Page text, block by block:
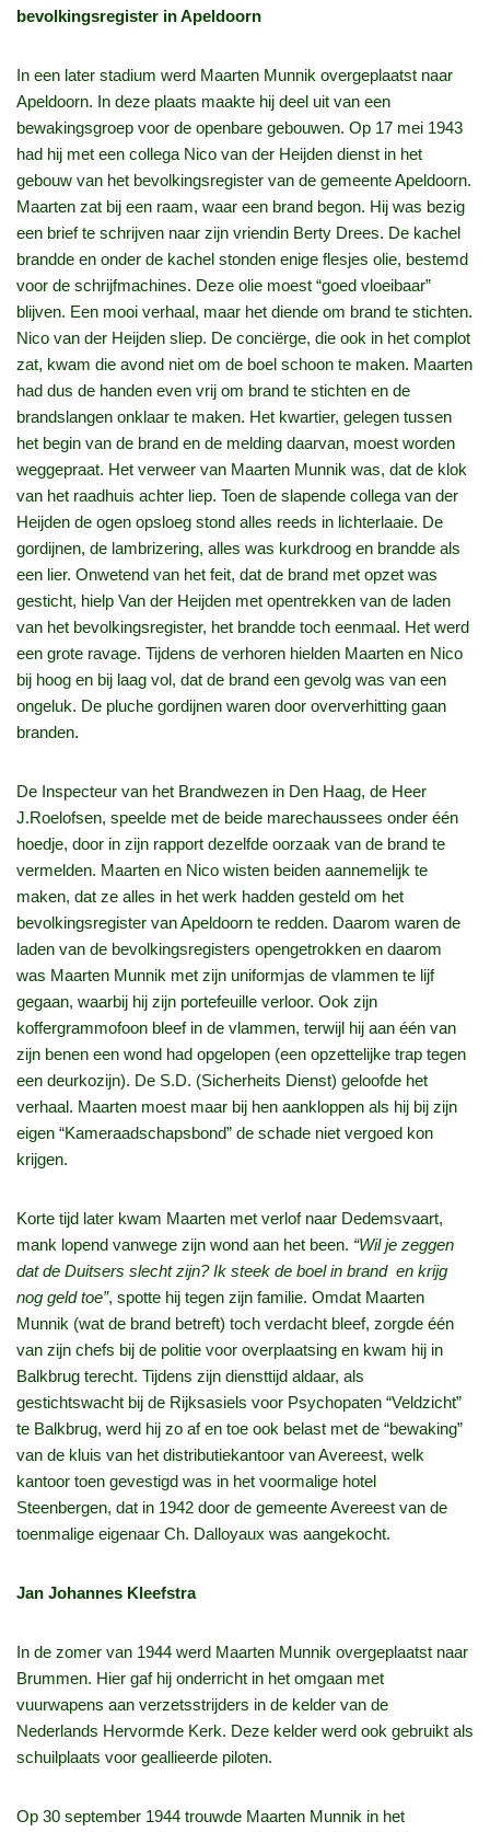
bevolkingsregister in Apeldoorn
In een later stadium werd Maarten Munnik overgeplaatst naar
Apeldoorn. In deze plaats maakte hij deel uit van een
bewakingsgroep voor de openbare gebouwen. Op 17 mei 1943
had hij met een collega Nico van der Heijden dienst in het
gebouw van het bevolkingsregister van de gemeente Apeldoorn.
Maarten zat bij een raam, waar een brand begon. Hij was bezig
een brief te schrijven naar zijn vriendin Berty Drees. De kachel
brandde en onder de kachel stonden enige flesjes olie, bestemd
voor de schrijfmachines. Deze olie moest “goed vloeibaar”
blijven. Een mooi verhaal, maar het diende om brand te stichten.
Nico van der Heijden sliep. De conciërge, die ook in het complot
zat, kwam die avond niet om de boel schoon te maken. Maarten
had dus de handen even vrij om brand te stichten en de
brandslangen onklaar te maken. Het kwartier, gelegen tussen
het begin van de brand en de melding daarvan, moest worden
weggepraat. Het verweer van Maarten Munnik was, dat de klok
van het raadhuis achter liep. Toen de slapende collega van der
Heijden de ogen opsloeg stond alles reeds in lichterlaaie. De
gordijnen, de lambrizering, alles was kurkdroog en brandde als
een lier. Onwetend van het feit, dat de brand met opzet was
gesticht, hielp Van der Heijden met opentrekken van de laden
van het bevolkingsregister, het brandde toch eenmaal. Het werd
een grote ravage. Tijdens de verhoren hielden Maarten en Nico
bij hoog en bij laag vol, dat de brand een gevolg was van een
ongeluk. De pluche gordijnen waren door oververhitting gaan
branden.
De Inspecteur van het Brandwezen in Den Haag, de Heer
J.Roelofsen, speelde met de beide marechaussees onder één
hoedje, door in zijn rapport dezelfde oorzaak van de brand te
vermelden. Maarten en Nico wisten beiden aannemelijk te
maken, dat ze alles in het werk hadden gesteld om het
bevolkingsregister van Apeldoorn te redden. Daarom waren de
laden van de bevolkingsregisters opengetrokken en daarom
was Maarten Munnik met zijn uniformjas de vlammen te lijf
gegaan, waarbij hij zijn portefeuille verloor. Ook zijn
koffergrammofoon bleef in de vlammen, terwijl hij aan één van
zijn benen een wond had opgelopen (een opzettelijke trap tegen
een deurkozijn). De S.D. (Sicherheits Dienst) geloofde het
verhaal. Maarten moest maar bij hen aankloppen als hij bij zijn
eigen “Kameraadschapsbond” de schade niet vergoed kon
krijgen.
Korte tijd later kwam Maarten met verlof naar Dedemsvaart,
mank lopend vanwege zijn wond aan het been. “Wil je zeggen
dat de Duitsers slecht zijn? Ik steek de boel in brand en krijg
nog geld toe”, spotte hij tegen zijn familie. Omdat Maarten
Munnik (wat de brand betreft) toch verdacht bleef, zorgde één
van zijn chefs bij de politie voor overplaatsing en kwam hij in
Balkbrug terecht. Tijdens zijn diensttijd aldaar, als
gestichtswacht bij de Rijksasiels voor Psychopaten “Veldzicht”
te Balkbrug, werd hij zo af en toe ook belast met de “bewaking”
van de kluis van het distributiekantoor van Avereest, welk
kantoor toen gevestigd was in het voormalige hotel
Steenbergen, dat in 1942 door de gemeente Avereest van de
toenmalige eigenaar Ch. Dalloyaux was aangekocht.
Jan Johannes Kleefstra
In de zomer van 1944 werd Maarten Munnik overgeplaatst naar
Brummen. Hier gaf hij onderricht in het omgaan met
vuurwapens aan verzetsstrijders in de kelder van de
Nederlands Hervormde Kerk. Deze kelder werd ook gebruikt als
schuilplaats voor geallieerde piloten.
Op 30 september 1944 trouwde Maarten Munnik in het